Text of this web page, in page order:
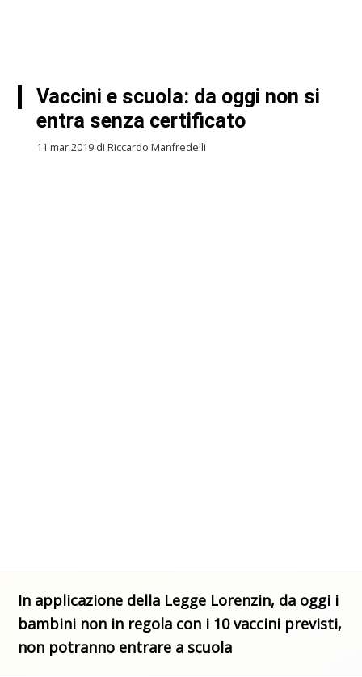
Vaccini e scuola: da oggi non si
entra senza certificato
11 mar 2019 di Riccardo Manfredelli
In applicazione della Legge Lorenzin, da oggi i
bambini non in regola con i 10 vaccini previsti,
non potranno entrare a scuola